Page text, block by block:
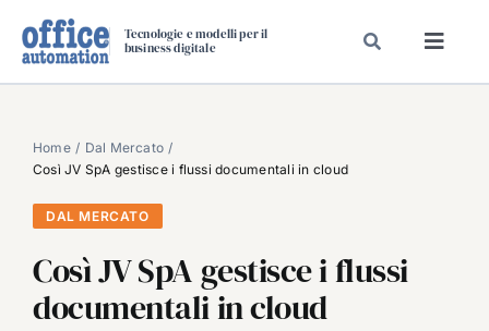
Tecnologie e modelli per il
business digitale
SPECIAL PAPER
TAVOLE ROTONDE DI REDAZIONE
DAL MERCATO
CARRIERE
VIDEO
Home
Dal Mercato
Così JV SpA gestisce i flussi documentali in cloud
DAL MERCATO
Così JV SpA gestisce i flussi
documentali in cloud